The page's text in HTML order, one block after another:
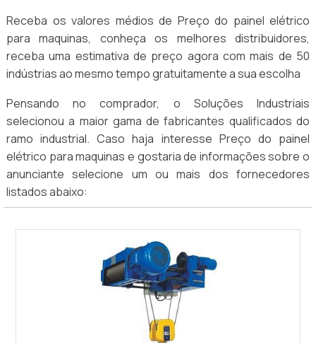
Receba os valores médios de Preço do painel elétrico
para maquinas, conheça os melhores distribuidores,
receba uma estimativa de preço agora com mais de 50
indústrias ao mesmo tempo gratuitamente a sua escolha
Pensando no comprador, o Soluções Industriais
selecionou a maior gama de fabricantes qualificados do
ramo industrial. Caso haja interesse Preço do painel
elétrico para maquinas e gostaria de informações sobre o
anunciante selecione um ou mais dos fornecedores
listados abaixo: